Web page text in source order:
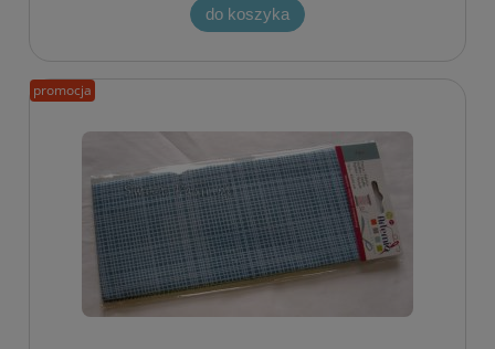
do koszyka
promocja